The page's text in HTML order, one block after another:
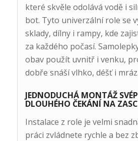
které skvěle odolává vodě i
bot. Tyto univerzální role se
sklady, dílny i rampy, kde
za každého počasí.
obav použít uvnitř i venku,
dobře snáší vlhko, déšť i mráz.
JEDNODUCHÁ MONTÁŽ
DLOUHÉHO ČEKÁNÍ NA
Instalace z role je velmi
práci zvládnete rychle a bez